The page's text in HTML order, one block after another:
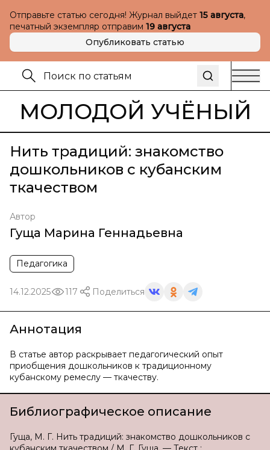
Отправьте статью сегодня! Журнал выйдет 15 августа,
печатный экземпляр отправим 19 августа
Опубликовать статью
МОЛОДОЙ УЧЁНЫЙ
Нить традиций: знакомство
дошкольников с кубанским
ткачеством
Автор
Гуща Марина Геннадьевна
Педагогика
14.12.2025 117 Поделиться
Аннотация
В статье автор раскрывает педагогический опыт
приобщения дошкольников к традиционному
кубанскому ремеслу — ткачеству.
Библиографическое описание
Гуща, М. Г. Нить традиций: знакомство дошкольников с